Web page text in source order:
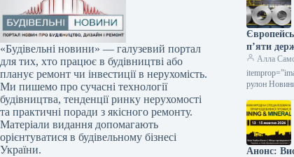
«Будівельні новини» — галузевий портал
для тих, хто працює в будівництві або
планує ремонт чи інвестиції в нерухомість.
Ми пишемо про сучасні технології
будівництва, тенденції ринку нерухомості
та практичні поради з якісного ремонту.
Матеріали видання допомагають
орієнтуватися в будівельному бізнесі
України.
п’яти
Алла
рулон
Анонс: